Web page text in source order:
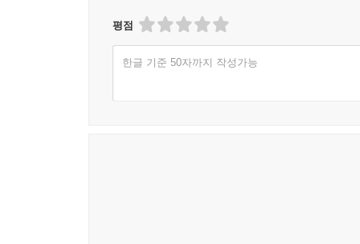
싸움을 말리는 저를 향해 학생이 “꺼져.”라고 말
말하는 이의 감정에 이름을 붙여 보기를 바랍니다.
평점
한글 기준 50자까지 작성가능